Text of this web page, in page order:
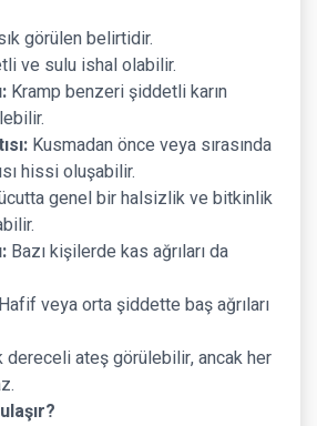
görülen belirtidir.
ve sulu ishal olabilir.
Kramp benzeri şiddetli karın
Kusmadan önce veya sırasında
hissi oluşabilir.
genel bir halsizlik ve bitkinlik
Bazı kişilerde kas ağrıları da
veya orta şiddette baş ağrıları
ateş görülebilir, ancak her